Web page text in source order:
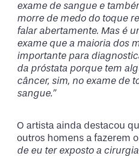
exame de sangue e
morre de medo do toque
falar abertamente. Mas é
exame que a maioria dos
importante para
da próstata porque tem
câncer, sim, no exame de
sangue.”
O artista ainda destacou
outros homens a fazerem
de eu ter exposto a